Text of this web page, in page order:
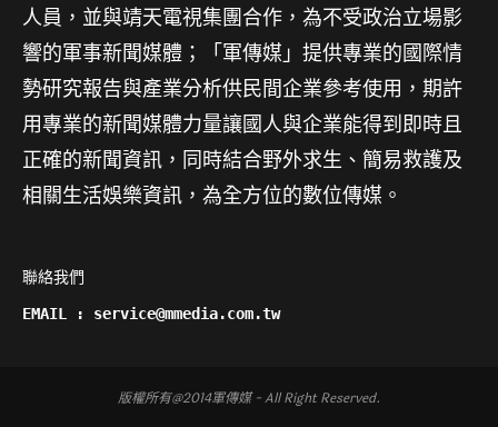
人員，並與靖天電視集團合作，為不受政治立場影
響的軍事新聞媒體；「軍傳媒」提供專業的國際情
勢研究報告與產業分析供民間企業參考使用，期許
用專業的新聞媒體力量讓國人與企業能得到即時且
正確的新聞資訊，同時結合野外求生、簡易救護及
相關生活娛樂資訊，為全方位的數位傳媒。
聯絡我們
EMAIL : service@mmedia.com.tw
版權所有@2014軍傳媒 - All Right Reserved.